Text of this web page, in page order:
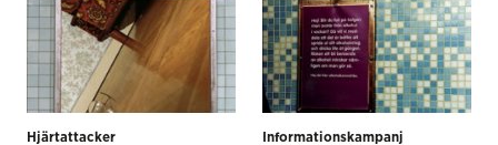
Hjärtattacker
Informationskampanj